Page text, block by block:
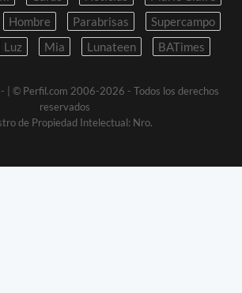
Hombre Parabrisas
Supercampo
Luz Mia Lunateen BATimes
| © Perfil.com 2006-2026 - Todos los derechos
reservados
de Propiedad Intelectual: Nro.